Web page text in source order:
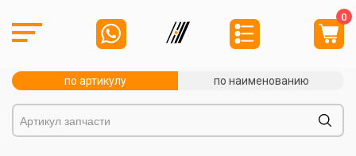
0
по артикулу по наименованию